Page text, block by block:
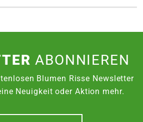
ABONNIEREN
Blumen Risse Newsletter
Neuigkeit oder Aktion mehr.